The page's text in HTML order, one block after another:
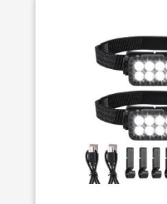
intégré, appuyez sur 2
boutons pour changer de
modes différents. 5 Modes
d'éclairage conventionnels:
Blanche/COB Rouge/COB
Stroboscopique Rouge. 3
Modes d'éclairage du capteur:
Blanche/XPG+COB Blanche.
La capteur de gestes vous
offre la commodité dont vous
avez besoin pour toute
utilisation dans l'obscurité.